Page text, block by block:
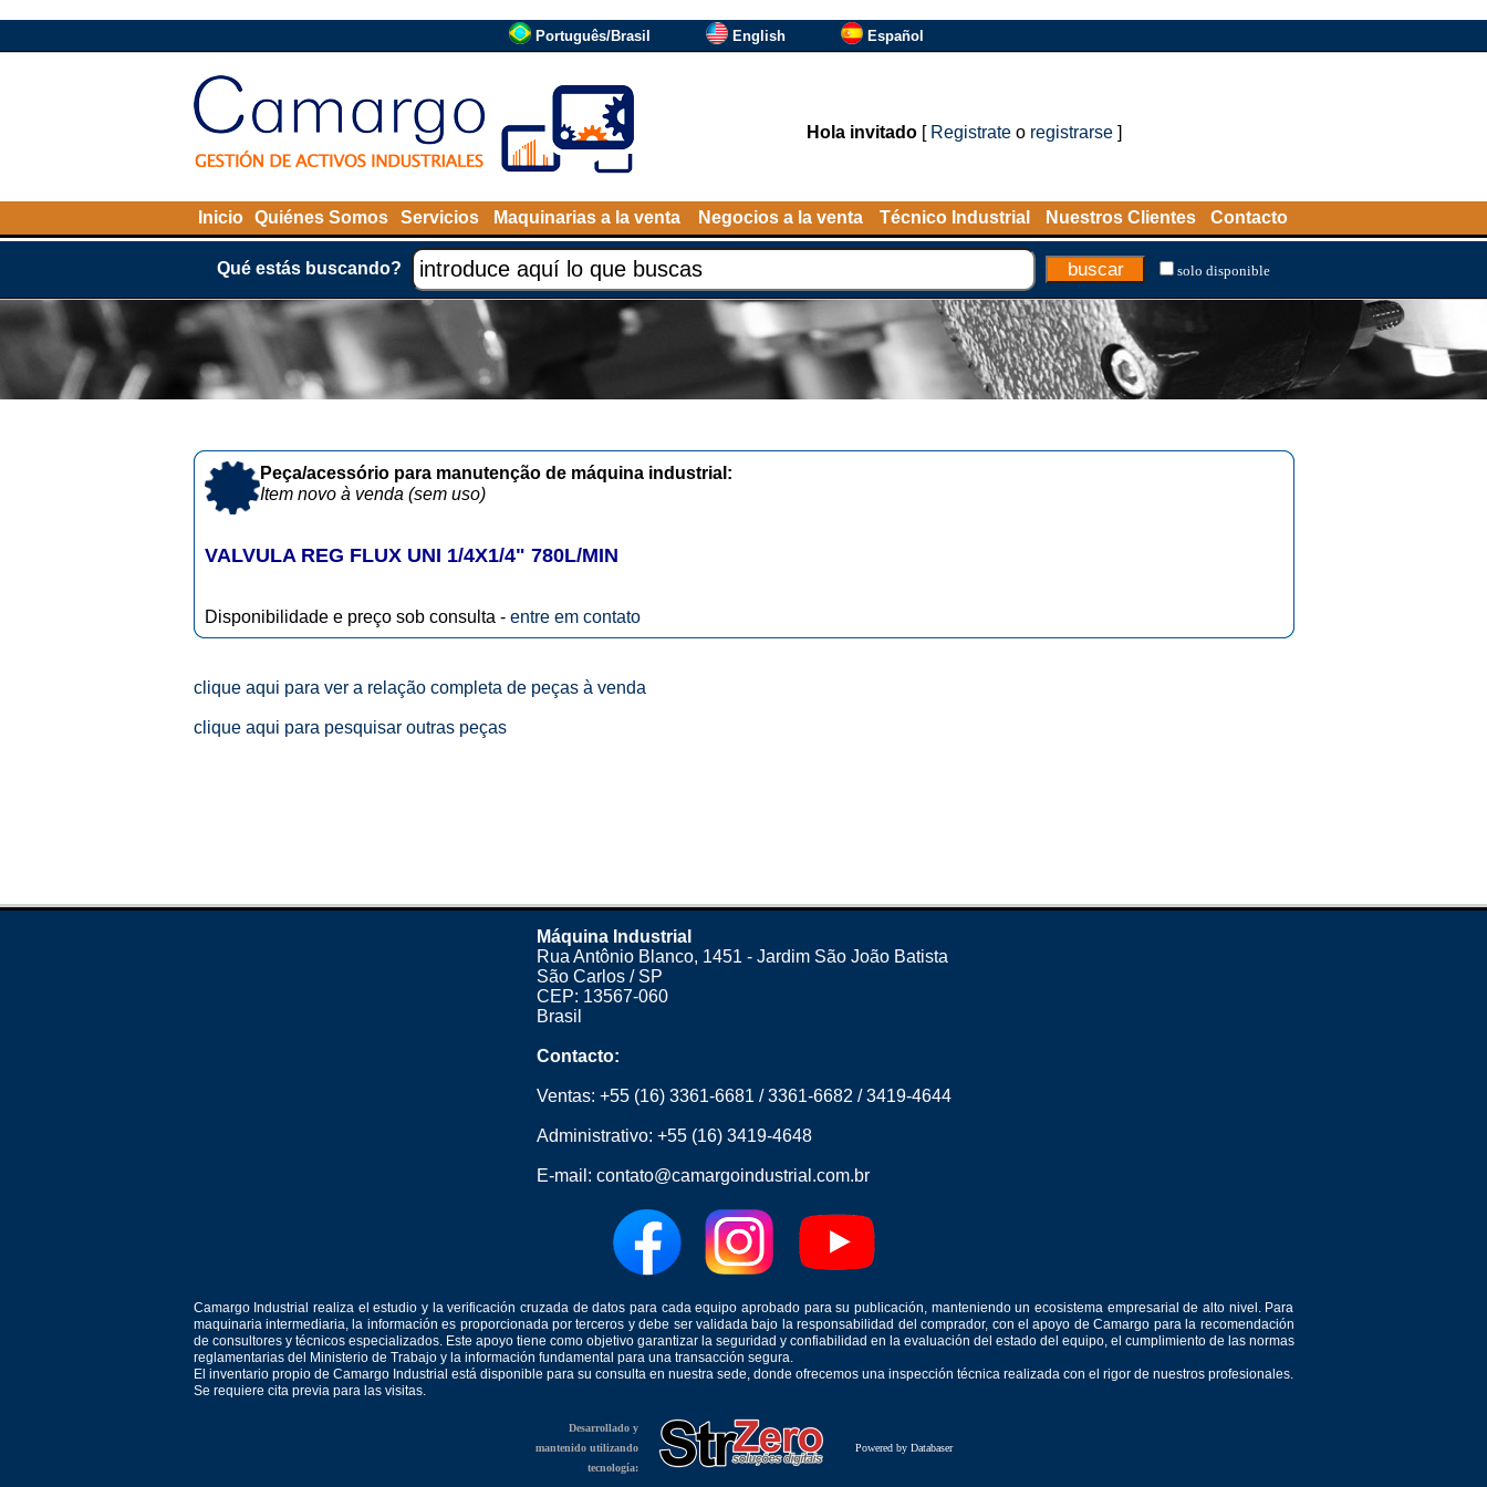
Português/Brasil English Español
Hola invitado[ Registrateo registrarse]
Inicio Quiénes Somos Servicios Maquinarias a la venta Negocios a la venta Técnico Industrial Nuestros Clientes Contacto
Qué estás buscando? solo disponible
Peça/acessório para manutenção de máquina industrial:
Item novo à venda (sem uso)
VALVULA REG FLUX UNI 1/4X1/4" 780L/MIN
Disponibilidade e preço sob consulta - entre em contato
clique aqui para ver a relação completa de peças à venda
clique aqui para pesquisar outras peças
Máquina Industrial
Rua Antônio Blanco, 1451 - Jardim São João Batista
São Carlos / SP
CEP: 13567-060
Brasil
Contacto:
Ventas: +55 (16) 3361-6681 /3361-6682 /3419-4644
Administrativo: +55 (16) 3419-4648
E-mail: contato@camargoindustrial.com.br
Camargo Industrial realiza el estudio y la verificación cruzada de datos para cada equipo aprobado para su publicación, manteniendo un ecosistema empresarial de alto nivel. Para
maquinaria intermediaria, la información es proporcionada por terceros y debe ser validada bajo la responsabilidad del comprador, con el apoyo de Camargo para la recomendación
de consultores y técnicos especializados. Este apoyo tiene como objetivo garantizar la seguridad y confiabilidad en la evaluación del estado del equipo, el cumplimiento de las normas
reglamentarias del Ministerio de Trabajo y la información fundamental para una transacción segura.
El inventario propio de Camargo Industrial está disponible para su consulta en nuestra sede, donde ofrecemos una inspección técnica realizada con el rigor de nuestros profesionales.
Se requiere cita previa para las visitas.
Desarrollado y
mantenido utilizando
tecnología:
Powered by Databaser